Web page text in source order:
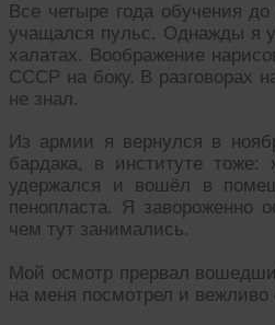
Все четыре года обучения
учащался пульс. Однажды я
халатах. Воображение
СССР на боку. В разговорах
не знал.
Из армии я вернулся в
бардака, в институте
удержался и вошёл в
пенопласта. Я завороженно
чем тут занимались.
Мой осмотр прервал
на меня посмотрел и вежливо